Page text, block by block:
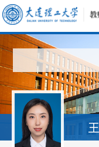
首页
科学研究
教学研究